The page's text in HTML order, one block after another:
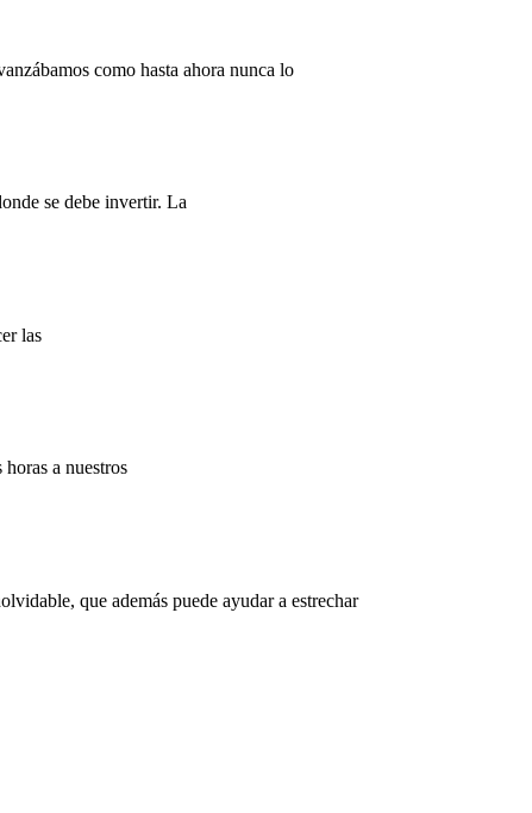
como hasta ahora nunca lo
se debe invertir. La
las
a nuestros
que además puede ayudar a estrechar